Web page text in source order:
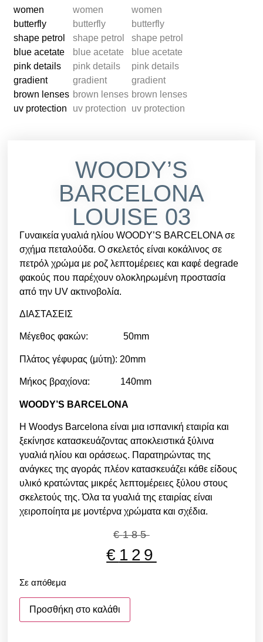
WOODY’S
BARCELONA
LOUISE 03
Γυναικεία γυαλιά ηλίου WOODY’S BARCELONA σε
σχήμα πεταλούδα. Ο σκελετός είναι κοκάλινος σε
πετρόλ χρώμα με ροζ λεπτομέρειες και καφέ degrade
φακούς που παρέχουν ολοκληρωμένη προστασία
από την UV ακτινοβολία.
ΔΙΑΣΤΑΣΕΙΣ
Μέγεθος φακών: 50mm
Πλάτος γέφυρας (μύτη): 20mm
Μήκος βραχίονα: 140mm
WOODY’S BARCELONA
Η Woodys Barcelona είναι μια ισπανική εταιρία και
ξεκίνησε κατασκευάζοντας αποκλειστικά ξύλινα
γυαλιά ηλίου και οράσεως. Παρατηρώντας της
ανάγκες της αγοράς πλέον κατασκευάζει κάθε είδους
υλικό κρατώντας μικρές λεπτομέρειες ξύλου στους
σκελετούς της. Όλα τα γυαλιά της εταιρίας είναι
χειροποίητα με μοντέρνα χρώματα και σχέδια.
€185
€ 129
Σε απόθεμα
Προσθήκη στο καλάθι